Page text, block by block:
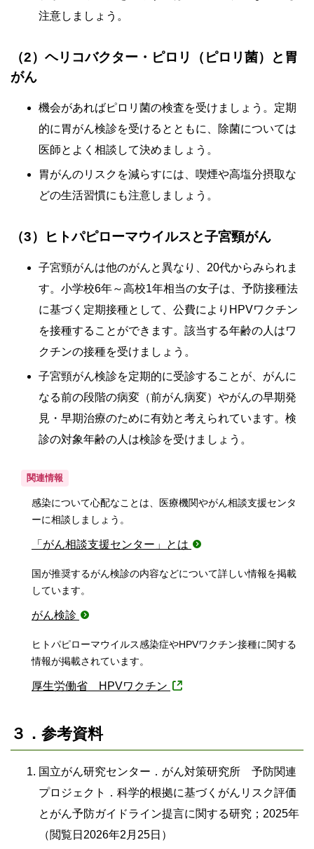
注意しましょう。
（2）ヘリコバクター・ピロリ（ピロリ菌）と胃
がん
機会があればピロリ菌の検査を受けましょう。定期
的に胃がん検診を受けるとともに、除菌については
医師とよく相談して決めましょう。
胃がんのリスクを減らすには、喫煙や高塩分摂取な
どの生活習慣にも注意しましょう。
（3）ヒトパピローマウイルスと子宮頸がん
子宮頸がんは他のがんと異なり、20代からみられま
す。小学校6年～高校1年相当の女子は、予防接種法
に基づく定期接種として、公費によりHPVワクチン
を接種することができます。該当する年齢の人はワ
クチンの接種を受けましょう。
子宮頸がん検診を定期的に受診することが、がんに
なる前の段階の病変（前がん病変）やがんの早期発
見・早期治療のために有効と考えられています。検
診の対象年齢の人は検診を受けましょう。
関連情報
感染について心配なことは、医療機関やがん相談支援センタ
ーに相談しましょう。
「がん相談支援センター」とは
国が推奨するがん検診の内容などについて詳しい情報を掲載
しています。
がん検診
ヒトパピローマウイルス感染症やHPVワクチン接種に関する
情報が掲載されています。
厚生労働省 HPVワクチン
３．参考資料
国立がん研究センター．がん対策研究所 予防関連
プロジェクト．科学的根拠に基づくがんリスク評価
とがん予防ガイドライン提言に関する研究；2025年
（閲覧日2026年2月25日）